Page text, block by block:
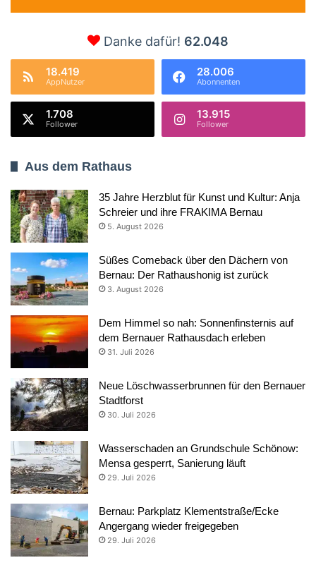
Danke dafür! 62.048
18.419
AppNutzer
28.006
Abonnenten
1.708
Follower
13.915
Follower
Aus dem Rathaus
35 Jahre Herzblut für Kunst und Kultur: Anja
Schreier und ihre FRAKIMA Bernau
5. August 2026
Süßes Comeback über den Dächern von
Bernau: Der Rathaushonig ist zurück
3. August 2026
Dem Himmel so nah: Sonnenfinsternis auf
dem Bernauer Rathausdach erleben
31. Juli 2026
Neue Löschwasserbrunnen für den Bernauer
Stadtforst
30. Juli 2026
Wasserschaden an Grundschule Schönow:
Mensa gesperrt, Sanierung läuft
29. Juli 2026
Bernau: Parkplatz Klementstraße/Ecke
Angergang wieder freigegeben
29. Juli 2026